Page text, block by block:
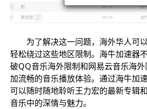
为了解决这一问题，海外华人可
轻松绕过这些地区限制。海牛加速器
破QQ音乐海外限制和网易云音乐海
加流畅的音乐播放体验。通过海牛加
可以随时随地聆听王力宏的最新专辑
音乐中的深情与魅力。